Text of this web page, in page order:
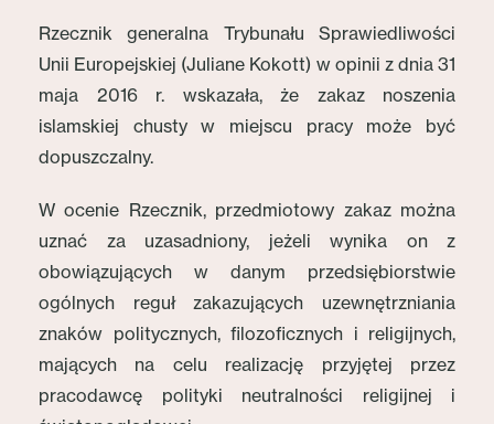
Rzecznik generalna Trybunału Sprawiedliwości
Unii Europejskiej (Juliane Kokott) w opinii z dnia 31
maja 2016 r. wskazała, że zakaz noszenia
islamskiej chusty w miejscu pracy może być
dopuszczalny.
W ocenie Rzecznik, przedmiotowy zakaz można
uznać za uzasadniony, jeżeli wynika on z
obowiązujących w danym przedsiębiorstwie
ogólnych reguł zakazujących uzewnętrzniania
znaków politycznych, filozoficznych i religijnych,
mających na celu realizację przyjętej przez
pracodawcę polityki neutralności religijnej i